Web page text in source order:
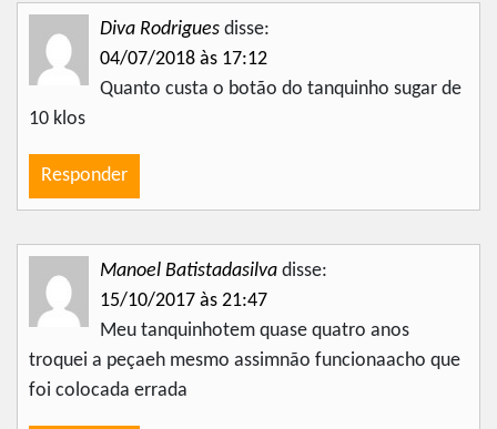
Diva Rodrigues disse:
04/07/2018 às 17:12
Quanto custa o botão do tanquinho sugar de
10 klos
Responder
Manoel Batistadasilva disse:
15/10/2017 às 21:47
Meu tanquinhotem quase quatro anos
troquei a peçaeh mesmo assimnão funcionaacho que
foi colocada errada